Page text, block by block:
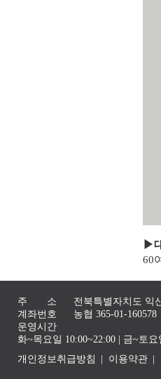
▶
60
주 소
전북특별자치도 익
계좌번호
농협 365-01-160578
운영시간
화~목요일 10:00~22:00 | 금~토
개인정보취급방침
이용약관